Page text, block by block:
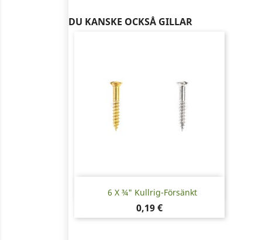
DU KANSKE OCKSÅ GILLAR
6 X ¾" Kullrig-Försänkt
Pris
0,19 €
Snabbvy